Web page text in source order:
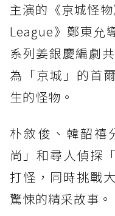
主演的《京城怪
League》鄭東允
系列姜銀慶編劇
為「京城」的首
生的怪物。
朴敘俊、韓韶禧
尚」和尋人偵探
打怪，同時挑戰
驚悚的精采故事。